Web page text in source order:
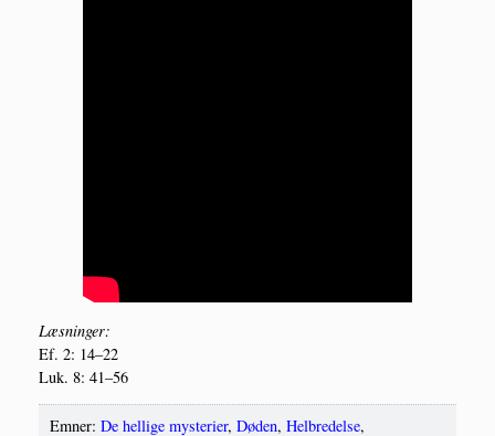
Læs­nin­ger:
Ef. 2: 14–22
Luk. 8: 41–56
Emner: De hellige mysterier, Døden, Helbredelse,